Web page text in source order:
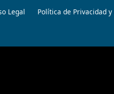
Legal Política de Privacidad y